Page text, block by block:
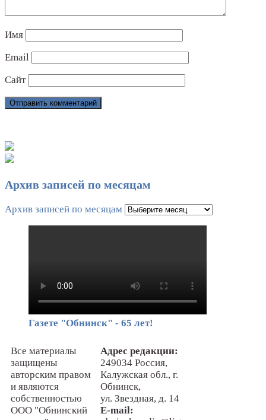
Имя
Email
Сайт
Архив записей по месяцам
Архив записей по месяцам
Газете "Обнинск" - 65 лет!
Все материалы
защищены
авторским правом
и являются
собственностью
ООО "Обнинский
Адрес редакции:
249034 Россия,
Калужская обл., г.
Обнинск,
ул. Звездная, д. 14
E-mail: